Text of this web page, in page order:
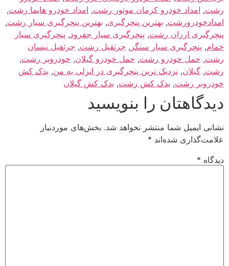
رشت, امداد خودرو کرمان موتور رشت, امداد خودرو هایما رشت,
امدادخودرورشت, بهترین پنچرگیری, بهترین پنچرگیری سیار رشت,
پنچرگیری ارزان رشت, پنچرگیری سیار جفرود, پنچرگیری سیار
خمام, پنچرگیری سیار سنگر , جرثقیل رشت, جرثقیل نیسان
رشت, حمل خودرو رشت, حمل خودرو گیلان, خودروبر رشت,
رشت, گیلان, نزدیک ترین پنچرگیری در انزلی به من, یدک کش
خودروبر رشت, یدک کش رشت, یدک کش گیلان
دیدگاهتان را بنویسید
نشانی ایمیل شما منتشر نخواهد شد. بخش‌های موردنیاز
علامت‌گذاری شده‌اند *
دیدگاه *